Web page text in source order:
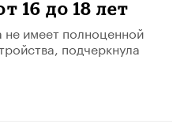
16 до 18 лет
не имеет полноценной
подчеркнула